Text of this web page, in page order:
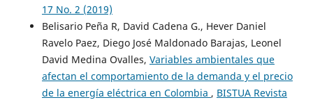
17 No. 2 (2019)
Belisario Peña R, David Cadena G., Hever Daniel
Ravelo Paez, Diego José Maldonado Barajas, Leonel
David Medina Ovalles, Variables ambientales que
afectan el comportamiento de la demanda y el precio
de la energía eléctrica en Colombia , BISTUA Revista